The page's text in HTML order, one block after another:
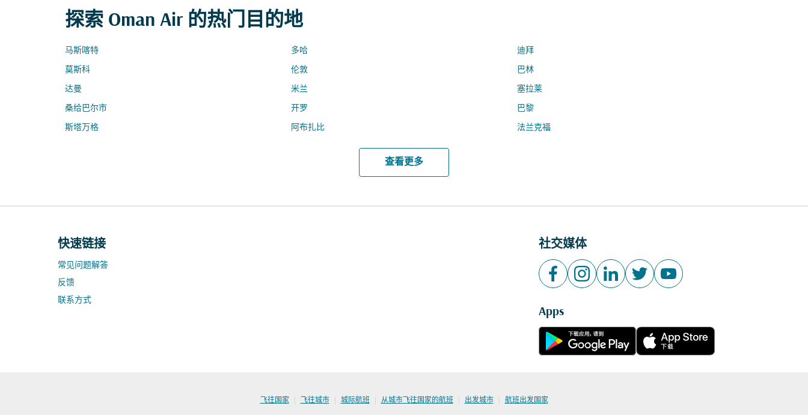
探索 Oman Air 的热门目的地
马斯喀特 多哈 迪拜
莫斯科 伦敦 巴林
达曼 米兰 塞拉莱
桑给巴尔市 开罗 巴黎
斯塔万格 阿布扎比 法兰克福
查看更多
快速链接
常见问题解答
反馈
联系方式
社交媒体
Apps
飞往国家 | 飞往城市 | 城际航班 | 从城市飞往国家的航班 | 出发城市 | 航班出发国家